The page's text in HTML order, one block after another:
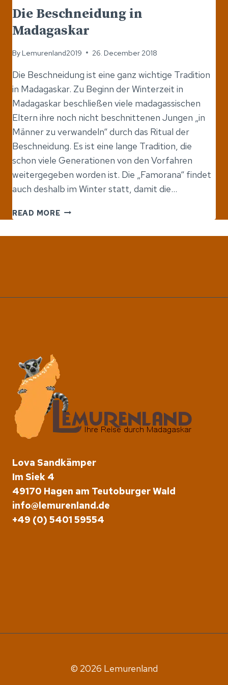
Die Beschneidung in
Madagaskar
By Lemurenland2019 26. December 2018
Die Beschneidung ist eine ganz wichtige Tradition
in Madagaskar. Zu Beginn der Winterzeit in
Madagaskar beschließen viele madagassischen
Eltern ihre noch nicht beschnittenen Jungen „in
Männer zu verwandeln“ durch das Ritual der
Beschneidung. Es ist eine lange Tradition, die
schon viele Generationen von den Vorfahren
weitergegeben worden ist. Die „Famorana“ findet
auch deshalb im Winter statt, damit die…
READ MOREDIE
IN
Lova Sandkämper
Im Siek 4
49170 Hagen am Teutoburger Wald
info@lemurenland.de
+49 (0) 5401 59554
© 2026 Lemurenland